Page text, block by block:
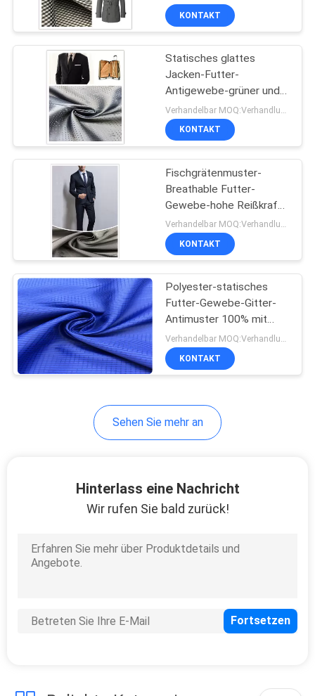
zeichnend
KONTAKT
Statisches glattes
Jacken-Futter-
Antigewebe-grüner und
Umweltschutz-Färben
KONTAKT
Fischgrätenmuster-
Breathable Futter-
Gewebe-hohe Reißkraft-
FeuchtigkeitsaufnahmeVerhandelbar MOQ:Verhandlung
KONTAKT
Polyester-statisches
Futter-Gewebe-Gitter-
Antimuster 100% mit
hoher Farbechtheit
Verhandelbar MOQ:Verhandlung
KONTAKT
Sehen Sie mehr an
Hinterlass eine Nachricht
Wir rufen Sie bald zurück!